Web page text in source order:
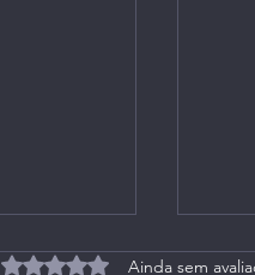
Avaliado com 0 de 5
Ainda sem